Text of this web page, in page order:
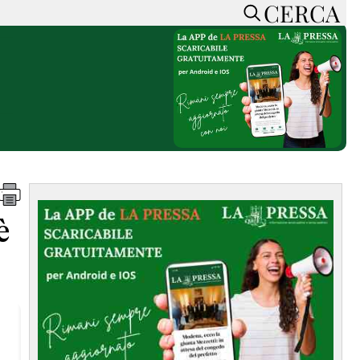
CERCA
ACCEDI o REGISTRATI
CONTATTI
SOSTIENI LA PRESSA
CONOSCI LA PRESSA
COOKIE POLICY
PRIVACY POLICY
FEED RSS
MAPPA DEL SITO
NORMATIVE
DEONTOLOGICHE
CERCA